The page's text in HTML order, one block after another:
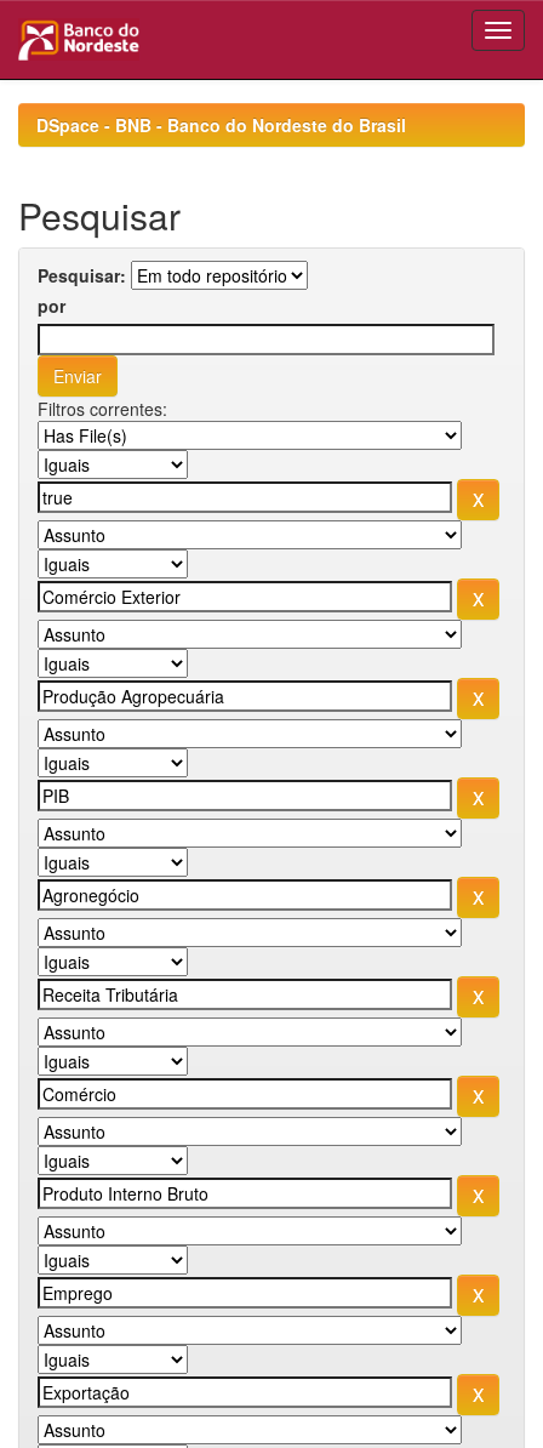
navigationDSpace - BNB - Banco do Nordeste do Brasil
Pesquisar
Pesquisar:
por
Filtros correntes: